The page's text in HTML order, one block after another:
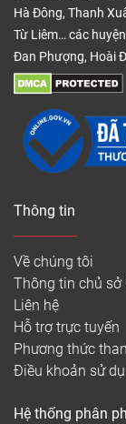
Hà Đông, Thanh
Từ Liêm… các
Đan Phượng, Hoài
Thông tin
Về chúng tôi
Thông tin chủ sở
Liên hệ
Hỗ trợ trực tuyến
Phương thức
Điều khoản sử
Hệ thống phân